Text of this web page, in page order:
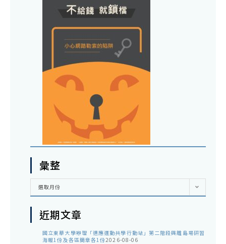
彙整
彙
選取月份
近期文章
國立東華大學辦理「適應運動共學行動站」第二階段與離島場研習
海報1份及各區簡章各1份2026-08-06